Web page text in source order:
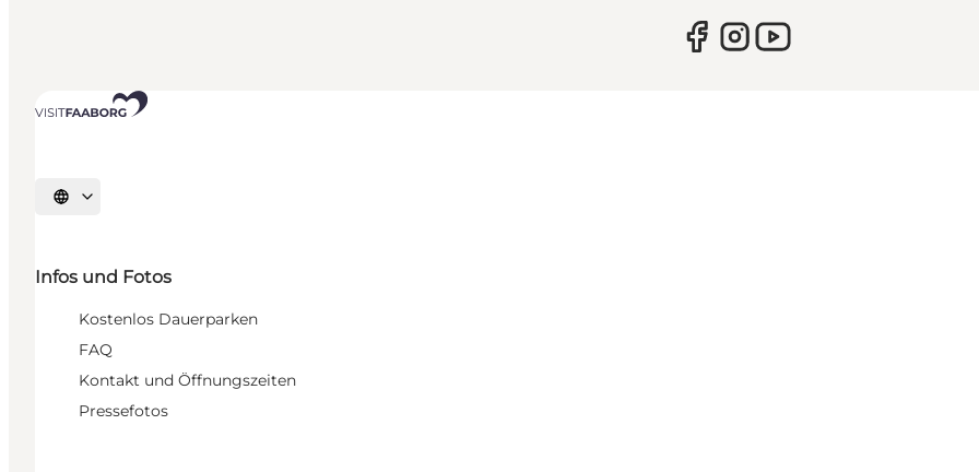
Sprache auswählen
Infos und Fotos
Kostenlos Dauerparken
FAQ
Kontakt und Öffnungszeiten
Pressefotos